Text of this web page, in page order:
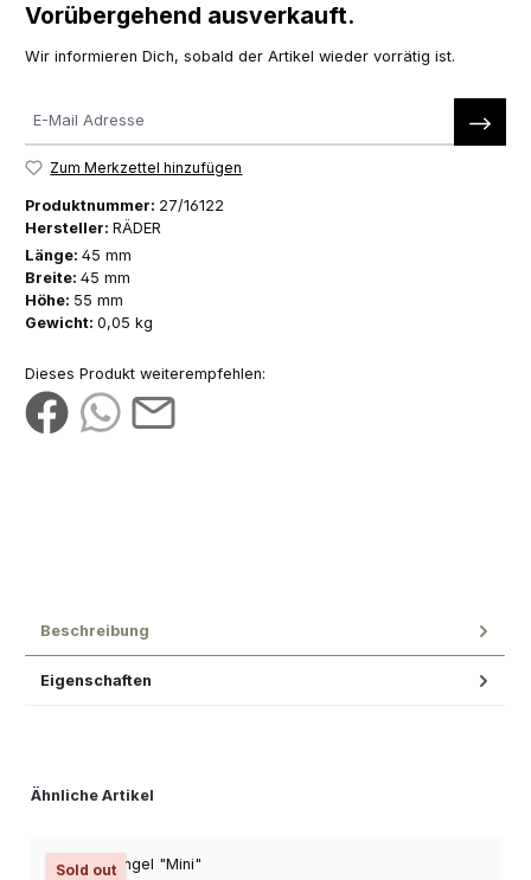
Vorübergehend ausverkauft.
Wir informieren Dich, sobald der Artikel wieder vorrätig ist.
Zum Merkzettel hinzufügen
Produktnummer: 27/16122
Hersteller: RÄDER
Länge: 45 mm
Breite: 45 mm
Höhe: 55 mm
Gewicht: 0,05 kg
Dieses Produkt weiterempfehlen:
Beschreibung
Eigenschaften
Produktgalerie überspringen
Ähnliche Artikel
Sold out